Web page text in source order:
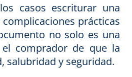
casos escriturar una
prácticas
no solo es una
comprador de que la
salubridad y seguridad.